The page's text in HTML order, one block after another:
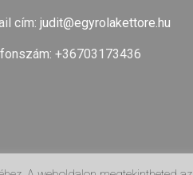
cím:judit@egyrolakettore.hu
+36703173436